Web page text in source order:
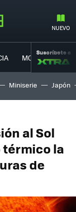
NUEVO
MOVILIDAD
Suscríbete a
Miniserie Japón
al Sol
térmico la
de